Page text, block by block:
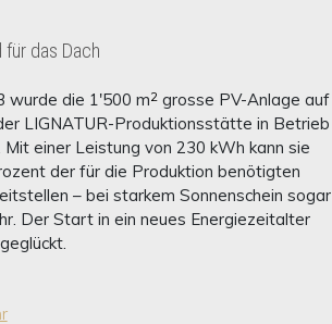
für das Dach
wurde die 1'500 m2grosse PV-Anlage auf
LIGNATUR-Produktionsstätte in Betrieb
Mit einer Leistung von 230 kWh kann sie
der für die Produktion benötigten
– bei starkem Sonnenschein sogar
Der Start in ein neues Energiezeitalter